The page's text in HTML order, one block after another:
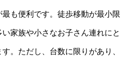
も便利です。徒歩移動が最小限
家族や小さなお子さん連れにと
。ただし、台数に限りがあり、